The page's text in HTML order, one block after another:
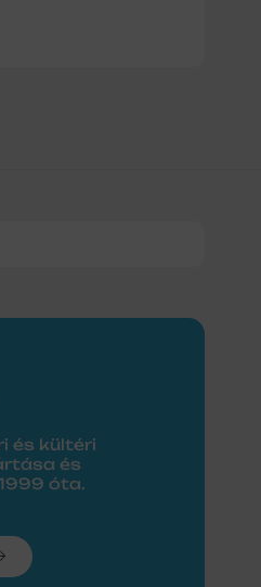
és kültéri
és
óta.